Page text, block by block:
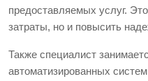
предоставляемых услуг.
затраты, но и повысить
Также специалист
автоматизированных